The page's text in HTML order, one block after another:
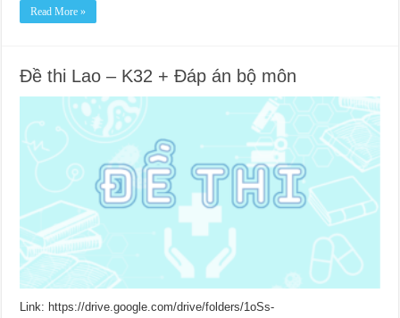
Read More »
Đề thi Lao – K32 + Đáp án bộ môn
Link: https://drive.google.com/drive/folders/1oSs-